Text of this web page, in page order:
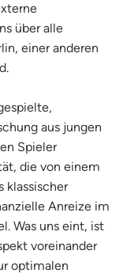
über alle
einer anderen
aus jungen
Spieler
die von einem
klassischer
Anreize im
Was uns eint, ist
voreinander
optimalen